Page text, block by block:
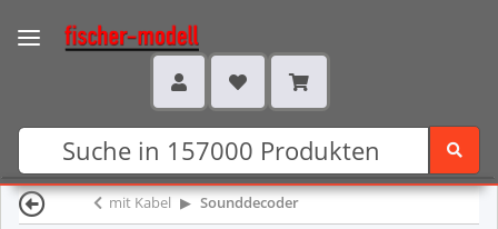
mit Kabel Sounddecoder